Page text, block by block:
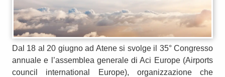
Dal 18 al 20 giugno ad Atene si svolge il 35° Congresso
annuale e l’assemblea generale di Aci Europe (Airports
council international Europe), organizzazione che